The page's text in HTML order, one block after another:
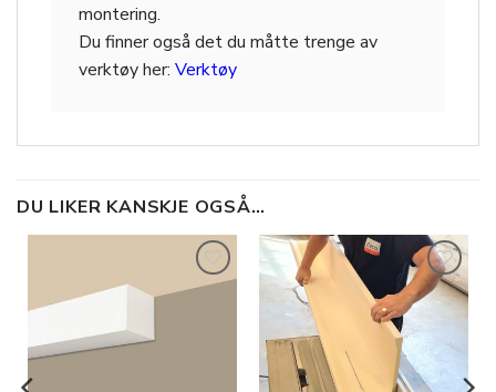
montering.
Du finner også det du måtte trenge av
verktøy her: Verktøy
DU LIKER KANSKJE OGSÅ…
ønskeliste